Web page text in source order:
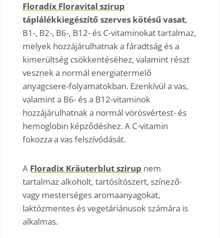
Floradix Floravital szirup
táplálékkiegészítő szerves kötésű vasat,
B1-, B2-, B6-, B12- és C-vitaminokat tartalmaz,
melyek hozzájárulhatnak a fáradtság és a
kimerültség csökkentéséhez, valamint részt
vesznek a normál energiatermelő
anyagcsere-folyamatokban. Ezenkívül a vas,
valamint a B6- és a B12-vitaminok
hozzájárulhatnak a normál vörösvértest- és
hemoglobin képződéshez. A C-vitamin
fokozza a vas felszívódását.
A Floradix Kräuterblut szirup nem
tartalmaz alkoholt, tartósítószert, színező-
vagy mesterséges aromaanyagokat,
laktózmentes és vegetáriánusok számára is
alkalmas.